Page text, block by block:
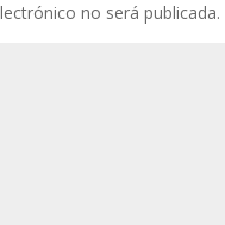
no será publicada.